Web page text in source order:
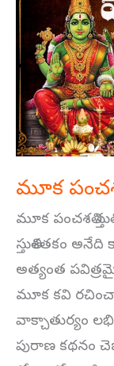
మూక
మూక పంచశతి
స్తుతిశతకం
అత్యంత
మూక కవి
వాక్చాతుర్యం
పురాణ కథనం
పంచశతి
స్తుతి
శతకం
81-
90
శ్లోకాలు